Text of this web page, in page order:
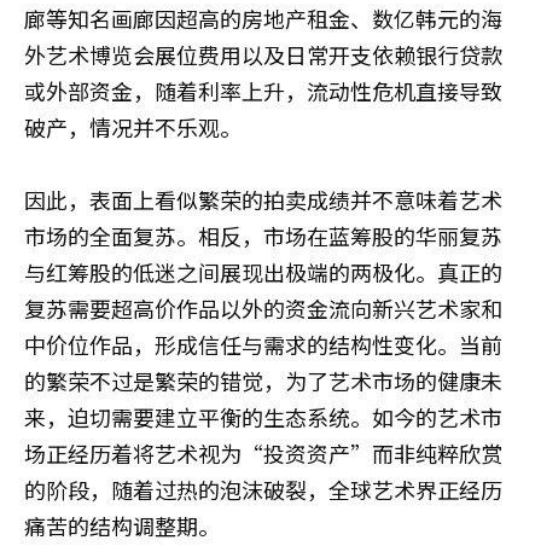
廊等知名画廊因超高的房地产租金、数亿韩元的海
外艺术博览会展位费用以及日常开支依赖银行贷款
或外部资金，随着利率上升，流动性危机直接导致
破产，情况并不乐观。
因此，表面上看似繁荣的拍卖成绩并不意味着艺术
市场的全面复苏。相反，市场在蓝筹股的华丽复苏
与红筹股的低迷之间展现出极端的两极化。真正的
复苏需要超高价作品以外的资金流向新兴艺术家和
中价位作品，形成信任与需求的结构性变化。当前
的繁荣不过是繁荣的错觉，为了艺术市场的健康未
来，迫切需要建立平衡的生态系统。如今的艺术市
场正经历着将艺术视为“投资资产”而非纯粹欣赏
的阶段，随着过热的泡沫破裂，全球艺术界正经历
痛苦的结构调整期。